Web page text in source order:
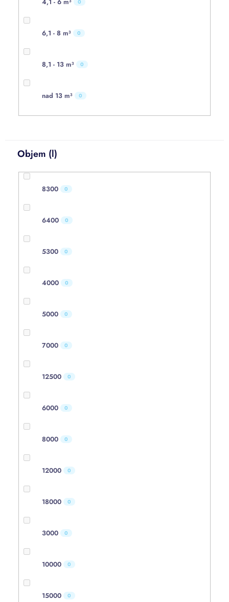
0
6,1 - 8 m³ 0
8,1 - 13 m³ 0
nad 13 m³ 0
Objem (l)
8300 0
6400 0
5300 0
4000 0
5000 0
7000 0
12500 0
6000 0
8000 0
12000 0
18000 0
3000 0
10000 0
15000 0